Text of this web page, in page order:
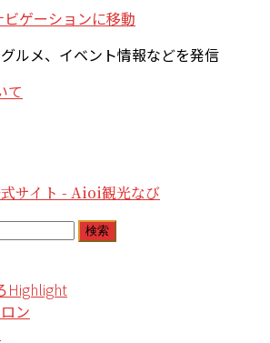
ビゲーションに移動
ルメ、イベント情報などを発信
て
Highlight
ン